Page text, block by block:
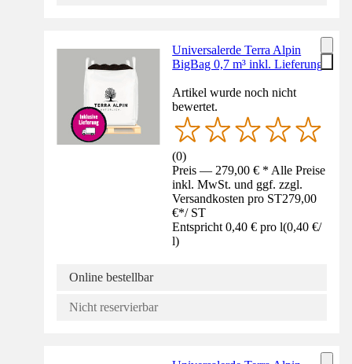
Universalerde Terra Alpin
BigBag 0,7 m³ inkl. Lieferung
Artikel wurde noch nicht
bewertet.
(0)
Preis — 279,00 € * Alle Preise
inkl. MwSt. und ggf. zzgl.
Versandkosten pro ST279,00
€*/ ST
Entspricht 0,40 € pro l(0,40 €/
l)
Online bestellbar
Nicht reservierbar